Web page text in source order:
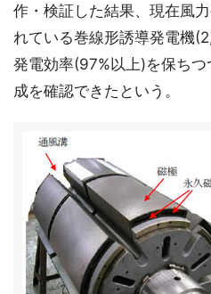
作・検証した結果、現在風
れている巻線形誘導発電機
発電効率(97%以上)を保ち
成を確認できたという。